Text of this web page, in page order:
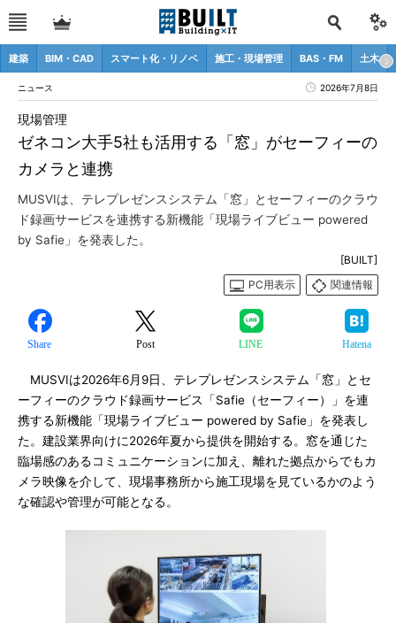
建築 BIM・CAD スマート化・リノベ 施工・現場管理 BAS・FM 土木
ニュース 2026年7月8日
ゼネコン大手5社も活用する「窓」がセーフィーの
カメラと連携
現場管理
MUSVIは、テレプレゼンスシステム「窓」とセーフィーのクラウ
ド録画サービスを連携する新機能「現場ライブビュー powered
by Safie」を発表した。
[BUILT]
PC用表示
関連情報
Share Post LINE Hatena
MUSVIは2026年6月9日、テレプレゼンスシステム「窓」とセ
ーフィーのクラウド録画サービス「Safie（セーフィー）」を連
携する新機能「現場ライブビュー powered by Safie」を発表し
た。建設業界向けに2026年夏から提供を開始する。窓を通じた
臨場感のあるコミュニケーションに加え、離れた拠点からでもカ
メラ映像を介して、現場事務所から施工現場を見ているかのよう
な確認や管理が可能となる。